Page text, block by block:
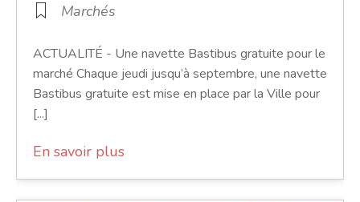
Marchés
ACTUALITÉ - Une navette Bastibus gratuite pour le
marché Chaque jeudi jusqu’à septembre, une navette
Bastibus gratuite est mise en place par la Ville pour
[...]
En savoir plus